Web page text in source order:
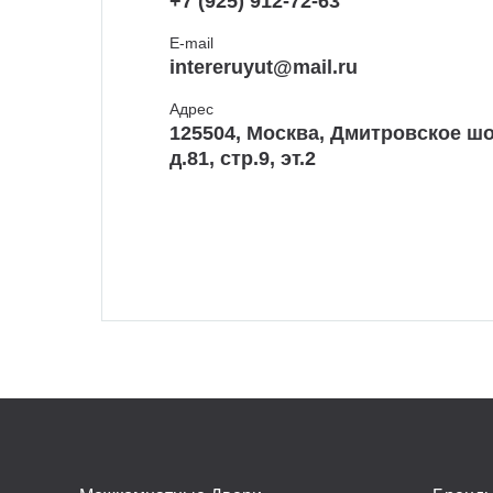
E-mail
intereruyut@mail.ru
Адрес
125504, Москва, Дмитровское
д.81, стр.9, эт.2